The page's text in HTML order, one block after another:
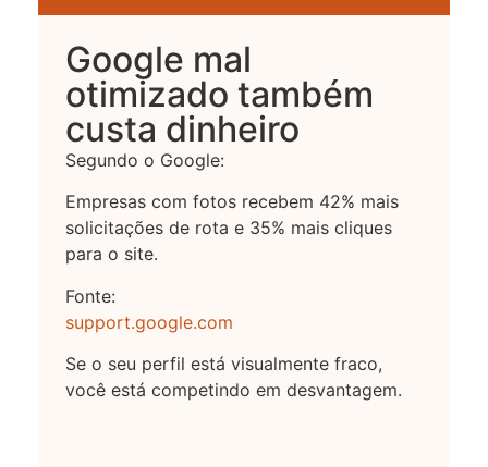
Google mal
otimizado também
custa dinheiro
Segundo o Google:
Empresas com fotos recebem 42% mais
solicitações de rota e 35% mais cliques
para o site.
Fonte:
support.google.com
Se o seu perfil está visualmente fraco,
você está competindo em desvantagem.